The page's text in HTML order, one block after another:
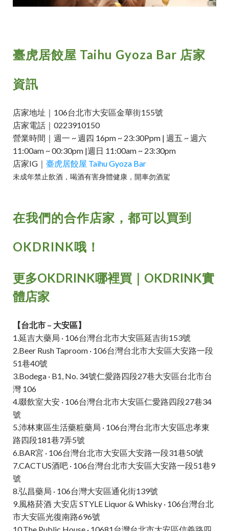
臺虎居餃屋 Taihu Gyoza Bar 店家
資訊
店家地址｜106台北市大安區金華街155號
店家電話｜0223910150
營業時間｜週一 ~ 週四 16pm ~ 23:30Ppm | 週五 ~ 週六
11:00am ~ 00:30pm |週日 11:00am ~ 23:30pm
店家IG｜ 臺虎居餃屋 Taihu Gyoza Bar
未成年禁止飲酒，喝酒有害身體健康，開車勿酒駕
在我們的合作店家，都可以買到
OKDRINK哦！
更多OKDRINK哪裡買｜OKDRINK實
體店家
【台北市 – 大安區】
1.延吉大藥局 · 106台灣台北市大安區延吉街153號
2.Beer Rush Taproom · 106台灣台北市大安區大安路一段
51巷40號
3.Bodega · B1, No. 34號仁愛路四段27巷大安區台北市台
灣 106
4.啜飲室大安 · 106台灣台北市大安區仁愛路四段27巷34
號
5.沛林東區生活藥粧藥局 · 106台灣台北市大安區忠孝東
路四段181巷7弄5號
6.BAR宮 · 106台灣台北市大安區大安路一段31巷50號
7.CACTUS酒吧 · 106台灣台北市大安區大安路一段51巷9
號
8.弘昌藥局 · 106台灣大安區通化街139號
9.風格菸酒 大安店 STYLE Liquor & Whisky · 106台灣台北
市大安區光復南路696號